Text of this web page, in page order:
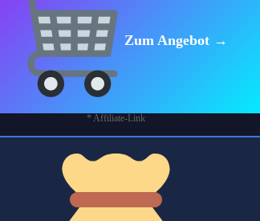
Zum Angebot →
* Affiliate-Link